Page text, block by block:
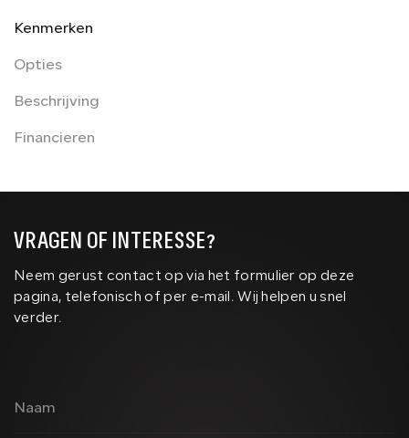
Kenmerken
Opties
Beschrijving
Financieren
VRAGEN OF INTERESSE?
Neem gerust contact op via het formulier op deze
pagina, telefonisch of per e-mail. Wij helpen u snel
verder.
Naam